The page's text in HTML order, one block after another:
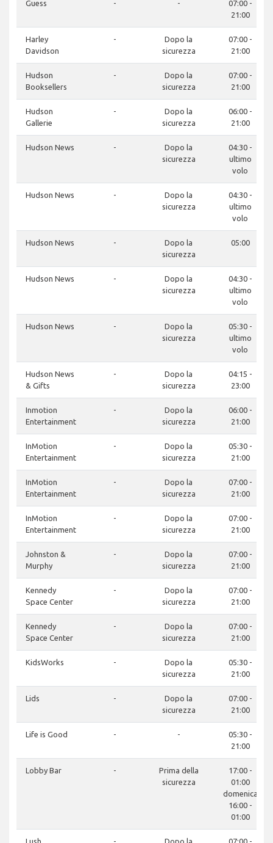
Guess - -
07:00 -
21:00
Harley
Davidson
-
Dopo la
sicurezza
07:00 -
21:00
Hudson
Booksellers
-
Dopo la
sicurezza
07:00 -
21:00
Hudson
Gallerie
-
Dopo la
sicurezza
06:00 -
21:00
Hudson News -
Dopo la
sicurezza
04:30 -
ultimo
volo
Hudson News -
Dopo la
sicurezza
04:30 -
ultimo
volo
Hudson News -
Dopo la
sicurezza
05:00
Hudson News -
Dopo la
sicurezza
04:30 -
ultimo
volo
Hudson News -
Dopo la
sicurezza
05:30 -
ultimo
volo
Hudson News
& Gifts
-
Dopo la
sicurezza
04:15 -
23:00
Inmotion
Entertainment
-
Dopo la
sicurezza
06:00 -
21:00
InMotion
Entertainment
-
Dopo la
sicurezza
05:30 -
21:00
InMotion
Entertainment
-
Dopo la
sicurezza
07:00 -
21:00
InMotion
Entertainment
-
Dopo la
sicurezza
07:00 -
21:00
Johnston &
Murphy
-
Dopo la
sicurezza
07:00 -
21:00
Kennedy
Space Center
-
Dopo la
sicurezza
07:00 -
21:00
Kennedy
Space Center
-
Dopo la
sicurezza
07:00 -
21:00
KidsWorks -
Dopo la
sicurezza
05:30 -
21:00
Lids -
Dopo la
sicurezza
07:00 -
21:00
Life is Good - -
05:30 -
21:00
Lobby Bar -
Prima della
sicurezza
17:00 -
01:00
domenica
16:00 -
01:00